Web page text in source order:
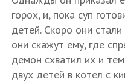
горох, и, пока суп
детей. Скоро они
они скажут ему, где
демон схватил их и
двух детей в котел с